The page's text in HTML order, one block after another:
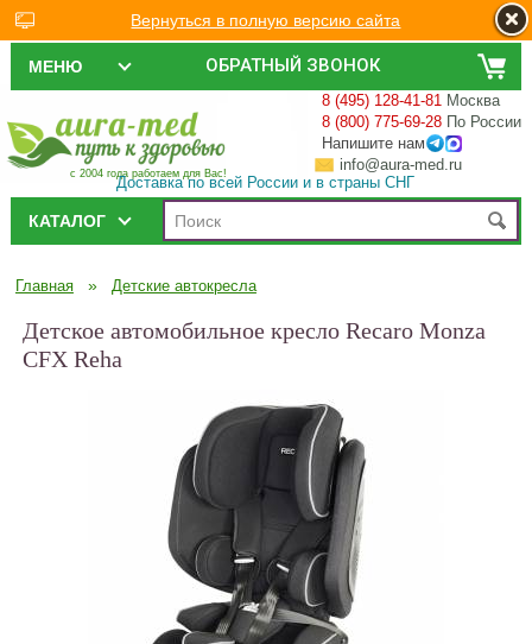
ОБРАТНЫЙ ЗВОНОК
МЕНЮ
с 2004 года работаем для Вас!
8 (495) 128-41-81 Москва
8 (800) 775-69-28 По России
Напишите нам
info@aura-med.ru
Доставка по всей России и в страны СНГ
КАТАЛОГ
Главная » Детские автокресла
Детское автомобильное кресло Recaro Monza
CFX Reha
Вернуться в полную версию сайта